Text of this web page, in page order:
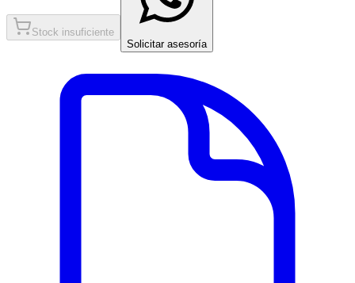
Stock insuficiente
Solicitar asesoría